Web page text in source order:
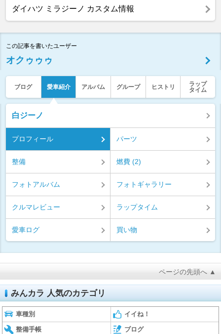
ダイハツ ミラジーノ カスタム情報
この記事を書いたユーザー
オクゥゥゥ
ブログ 愛車紹介 アルバム グループ ヒストリ
ラップ
タイム
白ジーノ
プロフィール パーツ
整備 燃費 (2)
フォトアルバム フォトギャラリー
クルマレビュー ラップタイム
愛車ログ 買い物
ページの先頭へ ▲
みんカラ 人気のカテゴリ
車種別 イイね！
整備手帳 ブログ